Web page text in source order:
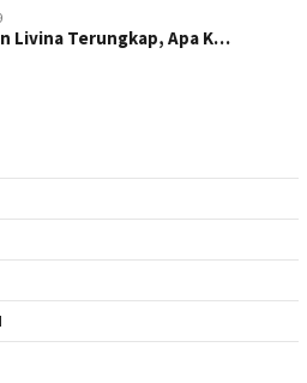
Livina Terungkap, Apa K…